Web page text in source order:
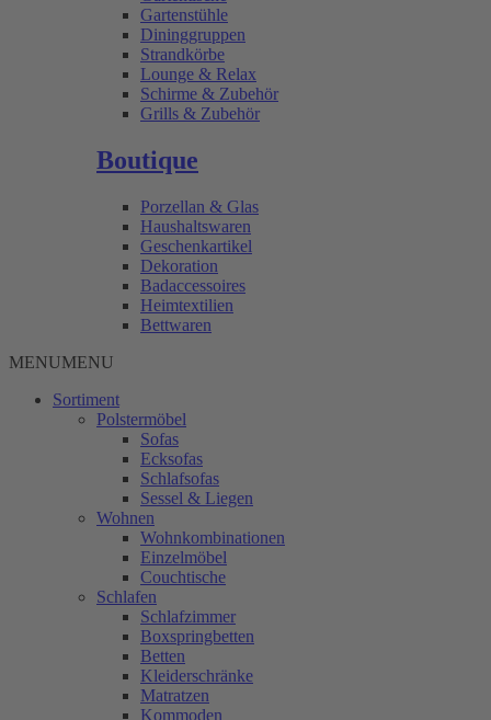
Gartenstühle
Dininggruppen
Strandkörbe
Lounge & Relax
Schirme & Zubehör
Grills & Zubehör
Boutique
Porzellan & Glas
Haushaltswaren
Geschenkartikel
Dekoration
Badaccessoires
Heimtextilien
Bettwaren
MENUMENU
Sortiment
Polstermöbel
Sofas
Ecksofas
Schlafsofas
Sessel & Liegen
Wohnen
Wohnkombinationen
Einzelmöbel
Couchtische
Schlafen
Schlafzimmer
Boxspringbetten
Betten
Kleiderschränke
Matratzen
Kommoden